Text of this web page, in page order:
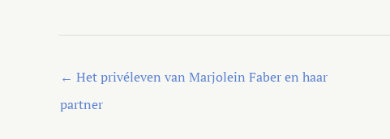
← Het privéleven van Marjolein Faber en haar
partner